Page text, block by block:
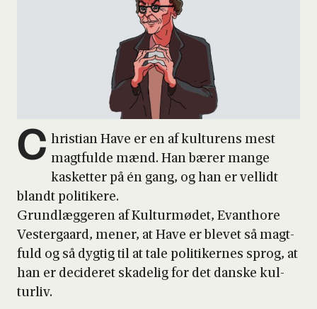
C hri­sti­an Have er en af kul­tu­rens mest
magt­ful­de mænd. Han bærer man­ge
kasket­ter på én gang, og han er vel­lidt
blandt poli­ti­ke­re.
Grund­læg­ge­ren af Kul­tur­mø­det, Evant­ho­re
Vester­gaard, mener, at Have er ble­vet så magt­
fuld og så dyg­tig til at tale poli­ti­ker­nes sprog, at
han er deci­de­ret ska­de­lig for det dan­ske kul­
tur­liv.